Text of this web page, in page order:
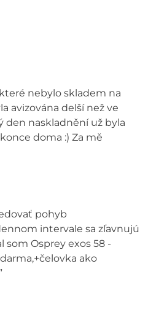
nebylo skladem na
avizována delší než ve
den naskladnění už byla
doma :) Za mě
pohyb
intervale sa zľavnujú
som Osprey exos 58 -
ako